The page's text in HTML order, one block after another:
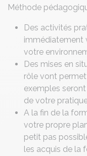
Méthode
Des activités
immédiatement
votre
Des mises en
rôle vont
exemples
de votre
A la fin de la
votre propre
petit pas
les acquis de la